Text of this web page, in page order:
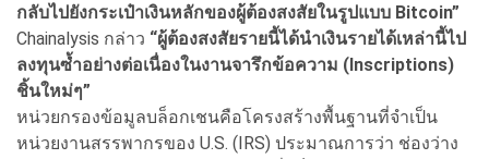
กลับไปยังกระเป๋าเงินหลักของผู้ต้องสงสัยในรูปแบบ Bitcoin”
Chainalysis กล่าว “ผู้ต้องสงสัยรายนี้ได้นำเงินรายได้เหล่านี้ไป
ลงทุนซ้ำอย่างต่อเนื่องในงานจารึกข้อความ (Inscriptions)
ชิ้นใหม่ๆ”
หน่วยกรองข้อมูลบล็อกเชนคือโครงสร้างพื้นฐานที่จำเป็น
หน่วยงานสรรพากรของ U.S. (IRS) ประมาณการว่า ช่องว่าง